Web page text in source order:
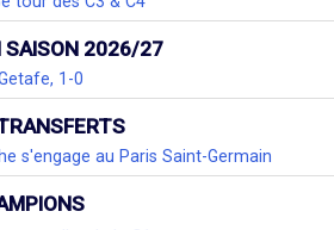
SAISON 2026/27
1-0
s'engage au Paris Saint-Germain